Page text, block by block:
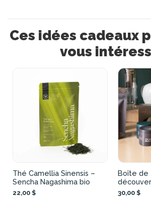
Ces idées cadeaux
vous
Thé Camellia Sinensis –
Sencha Nagashima bio
22,00 $
Boîte de
30,00 $